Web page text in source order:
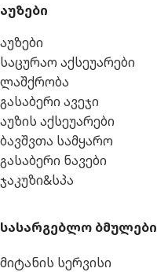
აუზები
აუზები
საცურაო აქსეუარები
ლაშქრობა
გასაბერი ავეჯი
აუზის აქსეუარები
ბავშვთა სამყარო
გასაბერი ნავები
ჯაკუზი&სპა
სასარგებლო ბმულები
მიტანის სერვისი